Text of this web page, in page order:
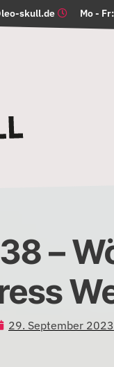
skull.de Mo -
–
29. September 2023